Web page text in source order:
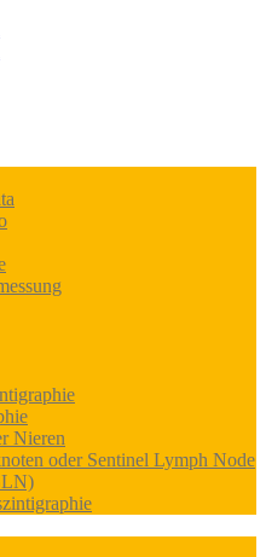
Nieren
oder Sentinel Lymph Node